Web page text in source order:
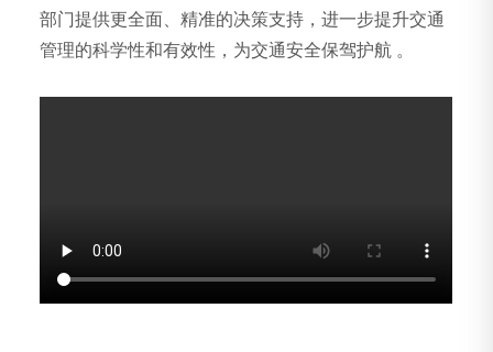
部门提供更全面、精准的决策支持，进一步提升交通
管理的科学性和有效性，为交通安全保驾护航 。